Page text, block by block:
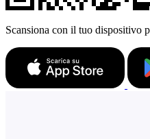
Scansiona con il tuo dispositivo